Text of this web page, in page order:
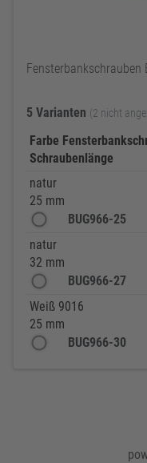
Fensterbankschrauben
5 Varianten (2 nicht
Farbe
Schraubenlänge
natur
25 mm
BUG966-25
natur
32 mm
BUG966-27
Weiß 9016
25 mm
BUG966-30